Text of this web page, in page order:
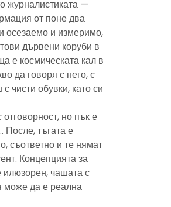
журналистиката —
от поне два
осезаемо и измеримо,
дървени коруби в
е космическата кал в
да говоря с него, с
чисти обувки, като си
но пък е
После, тъгата е
съответно и те нямат
Концепцията за
илюзорен, чашата с
може да е реална